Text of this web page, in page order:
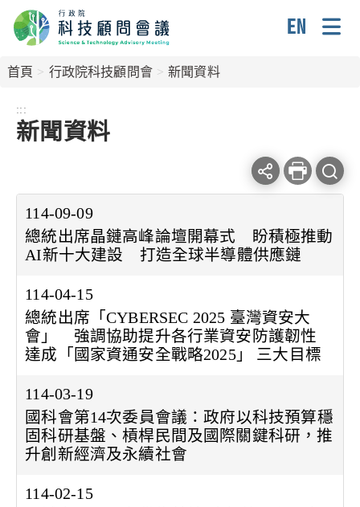
到
要
首頁 行政院科技顧問會 新聞資料
:::
新聞資料
Facebook
分
line
分
列
印
頁
查
條
114-09-09
總統出席晶鏈高峰論壇開幕式 盼積極推動
AI新十大建設 打造全球半導體供應鏈
114-04-15
總統出席「CYBERSEC 2025 臺灣資安大
會」 強調協助提升各行業資安防護韌性
達成「國家資通安全戰略2025」 三大目標
114-03-19
國科會第14次委員會議：政府以科技預算穩
固科研基盤、槓桿民間及國際關鍵科研，推
升創新經濟及永續社會
114-02-15